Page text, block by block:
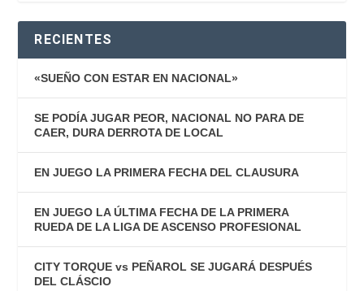
RECIENTES
«SUEÑO CON ESTAR EN NACIONAL»
SE PODÍA JUGAR PEOR, NACIONAL NO PARA DE
CAER, DURA DERROTA DE LOCAL
EN JUEGO LA PRIMERA FECHA DEL CLAUSURA
EN JUEGO LA ÚLTIMA FECHA DE LA PRIMERA
RUEDA DE LA LIGA DE ASCENSO PROFESIONAL
CITY TORQUE vs PEÑAROL SE JUGARÁ DESPUÉS
DEL CLÁSCIO